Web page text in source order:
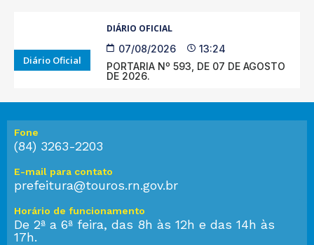
Diário Oficial
DIÁRIO OFICIAL
07/08/2026
13:24
PORTARIA Nº 593, DE 07 DE AGOSTO
DE 2026.
Fone
(84) 3263-2203
E-mail para contato
prefeitura@touros.rn.gov.br
Horário de funcionamento
De 2ª a 6ª feira, das 8h às 12h e das 14h às
17h.